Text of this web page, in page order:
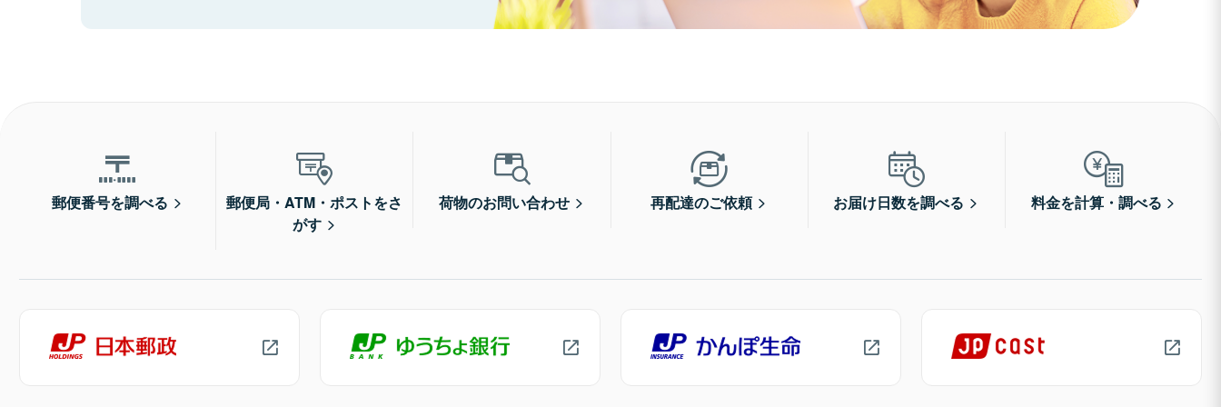
郵便番号を調べる
郵便局・ATM・ポストをさ
がす
荷物のお問い合わせ 再配達のご依頼 お届け日数を調べる 料金を計算・調べる